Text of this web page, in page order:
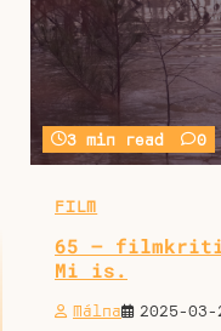
3 min read 0
FILM
65 –
Mi is.
Málna 2025-03-